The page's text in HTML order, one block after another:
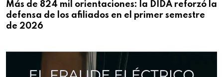
Más de 824 mil orientaciones: la DIDA reforzó la
defensa de los afiliados en el primer semestre
de 2026